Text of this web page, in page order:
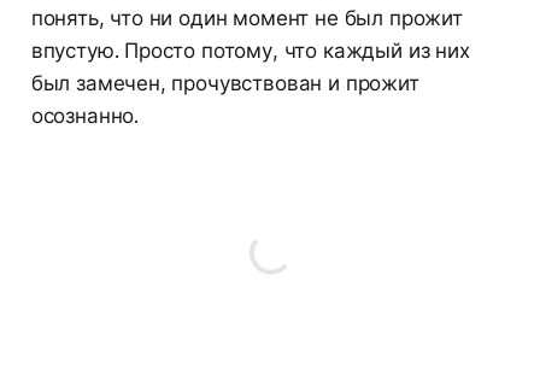
понять, что ни один момент не был прожит
впустую. Просто потому, что каждый из них
был замечен, прочувствован и прожит
осознанно.